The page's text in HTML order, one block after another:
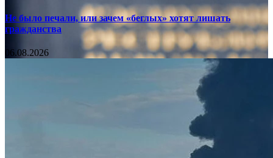
Не было печали, или зачем «беглых» хотят лишать
гражданства
06.08.2026